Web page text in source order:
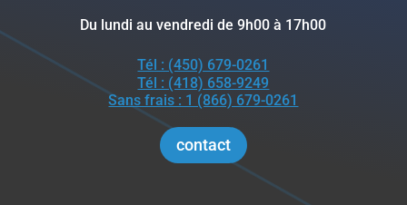
Du lundi au vendredi de 9h00 à 17h00
Tél : (450) 679-0261
Tél : (418) 658-9249
Sans frais : 1 (866) 679-0261
contact